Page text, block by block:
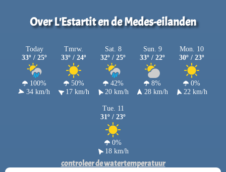
Over L'Estartit en de Medes-eilanden
Today
33º / 25º
100%
34 km/h
Tmrw.
33º / 24º
50%
17 km/h
Sat. 8
32º / 25º
42%
20 km/h
Sun. 9
33º / 22º
8%
28 km/h
Mon. 10
30º / 23º
0%
22 km/h
Tue. 11
31º / 23º
0%
18 km/h
controleer de watertemperatuur